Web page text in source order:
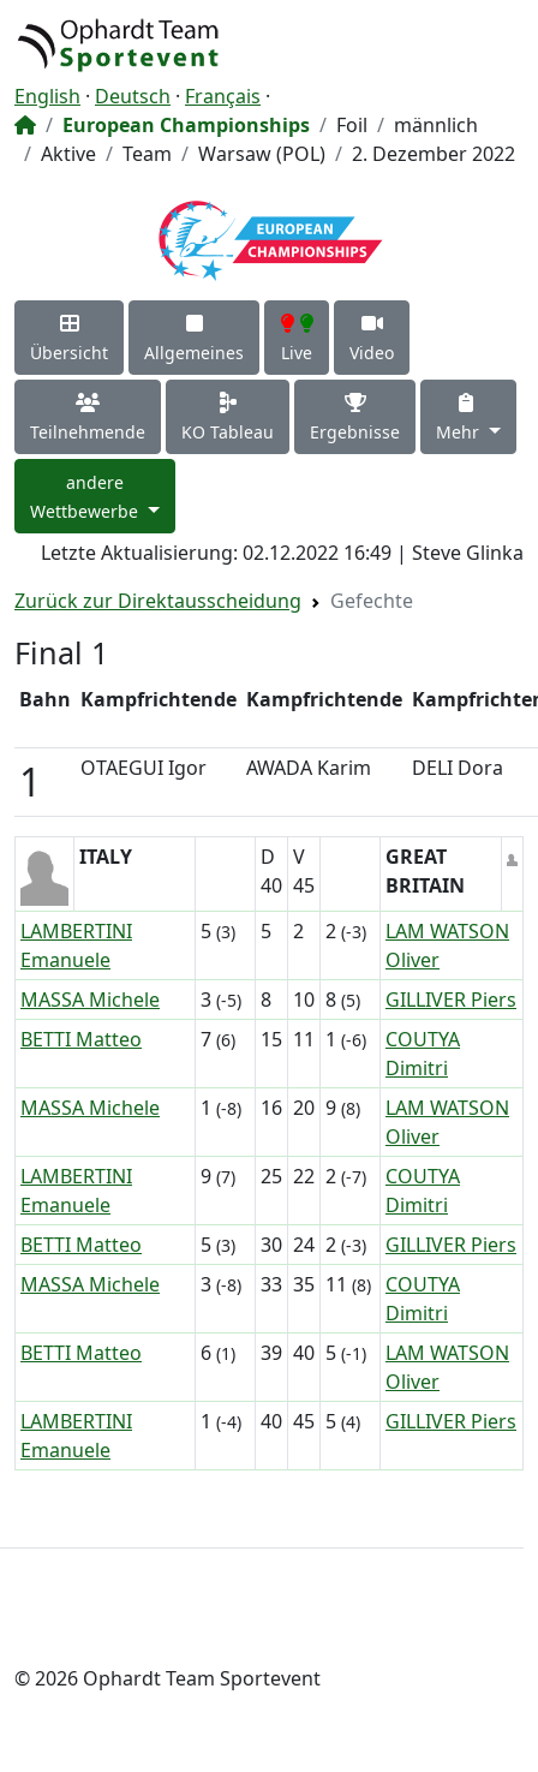
English · Deutsch · Français ·
European Championships
Foil
männlich
Aktive
Team Warsaw (POL) 2. Dezember 2022
Übersicht Allgemeines Live Video
Teilnehmende KO Tableau Ergebnisse Mehr
andere
Wettbewerbe
Letzte Aktualisierung: 02.12.2022 16:49 | Steve Glinka
Zurück zur Direktausscheidung
Gefechte
Final 1
Bahn Kampfrichtende Kampfrichtende
1 OTAEGUI Igor AWADA Karim DELI Dora
ITALY
D
40
V
45
GREAT
BRITAIN
LAMBERTINI
Emanuele
5 (3) 5 2 2 (-3)
LAM WATSON
Oliver
MASSA Michele
3 (-5) 8 10 8 (5)
GILLIVER Piers
BETTI Matteo
7 (6) 15 11 1 (-6)
COUTYA
Dimitri
MASSA Michele
1 (-8) 16 20 9 (8)
LAM WATSON
Oliver
LAMBERTINI
Emanuele
9 (7) 25 22 2 (-7)
COUTYA
Dimitri
BETTI Matteo
5 (3) 30 24 2 (-3)
GILLIVER Piers
MASSA Michele
3 (-8) 33 35 11 (8)
COUTYA
Dimitri
BETTI Matteo
6 (1) 39 40 5 (-1)
LAM WATSON
Oliver
LAMBERTINI
Emanuele
1 (-4) 40 45 5 (4) GILLIVER Piers
© 2026 Ophardt Team Sportevent